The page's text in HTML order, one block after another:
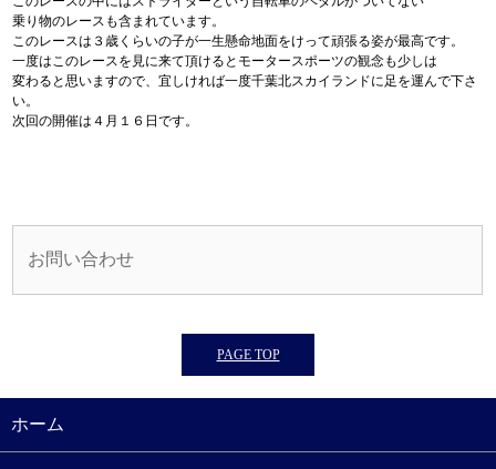
乗り物のレースも含まれています。
このレースは３歳くらいの子が一生懸命地面をけって頑張る姿が最高です。
一度はこのレースを見に来て頂けるとモータースポーツの観念も少しは
変わると思いますので、宜しければ一度千葉北スカイランドに足を運んで下さ
い。
次回の開催は４月１６日です。
お問い合わせ
PAGE TOP
ホーム